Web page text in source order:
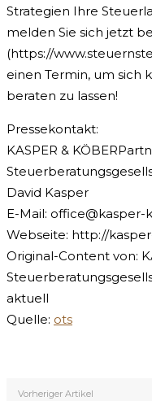
Strategien Ihre
melden Sie sich jetzt
(https://
einen Termin, um sich
beraten zu lassen!
Pressekontakt:
KASPER &
David Kasper
E-Mail:
Webseite: http://
Original-Content von:
aktuell
Quelle: ots
Vorheriger Artikel